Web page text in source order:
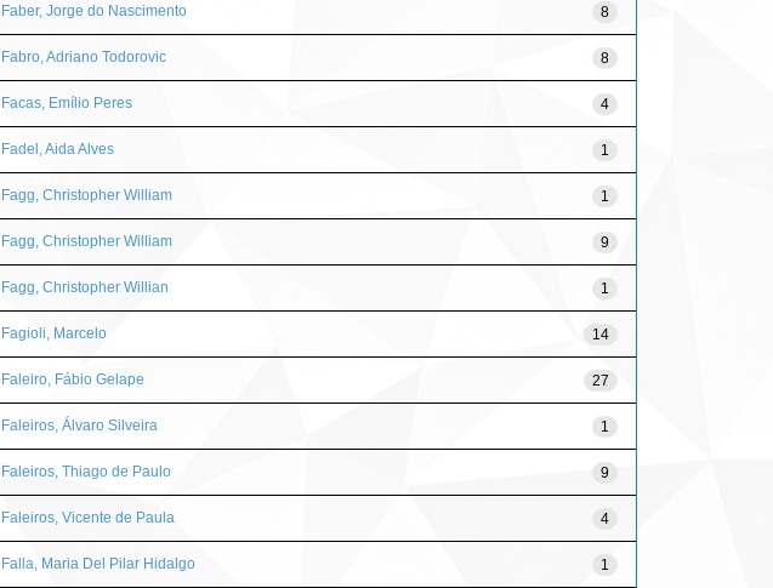
Faber, Jorge do Nascimento 8
Fabro, Adriano Todorovic 8
Facas, Emílio Peres 4
Fadel, Aida Alves 1
Fagg, Christopher William 1
Fagg, Christopher William 9
Fagg, Christopher Willian 1
Fagioli, Marcelo 14
Faleiro, Fábio Gelape 27
Faleiros, Álvaro Silveira 1
Faleiros, Thiago de Paulo 9
Faleiros, Vicente de Paula 4
Falla, Maria Del Pilar Hidalgo 1